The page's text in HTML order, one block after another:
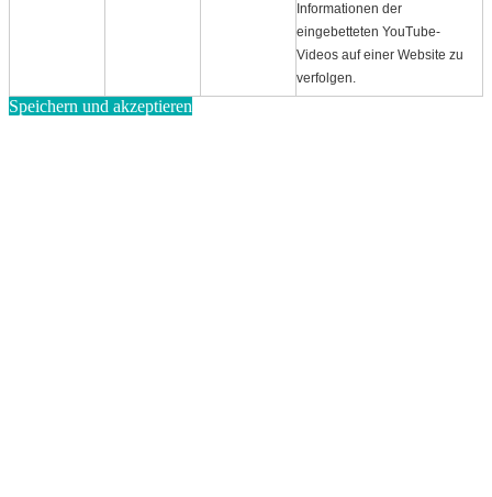
Informationen der
eingebetteten YouTube-
Videos auf einer Website zu
verfolgen.
Speichern und akzeptieren